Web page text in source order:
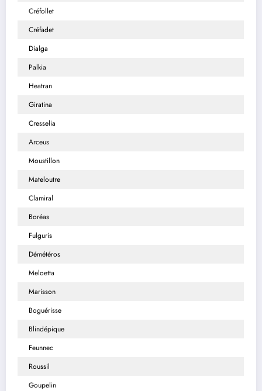
Créfollet
Créfadet
Dialga
Palkia
Heatran
Giratina
Cresselia
Arceus
Moustillon
Mateloutre
Clamiral
Boréas
Fulguris
Démétéros
Meloetta
Marisson
Boguérisse
Blindépique
Feunnec
Roussil
Goupelin